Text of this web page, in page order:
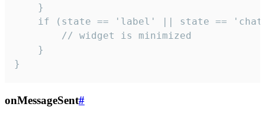
    }
if (state == 'label' || state ==
        // widget is minimized
    }
}
onMessageSent#